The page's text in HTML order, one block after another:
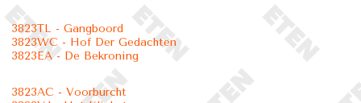
3823TL - Gangboord
3823WC - Hof Der Gedachten
3823EA - De Bekroning
3823AC - Voorburcht